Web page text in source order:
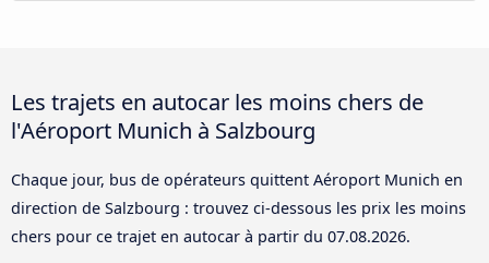
Les trajets en autocar les moins chers de
l'Aéroport Munich à Salzbourg
Chaque jour, bus de opérateurs quittent Aéroport Munich en
direction de Salzbourg : trouvez ci-dessous les prix les moins
chers pour ce trajet en autocar à partir du 07.08.2026.